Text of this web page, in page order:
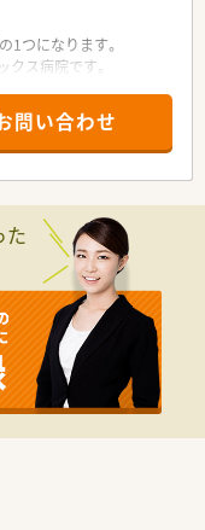
1つになります。
ス病院です。
整っています。
問い合わせ
た